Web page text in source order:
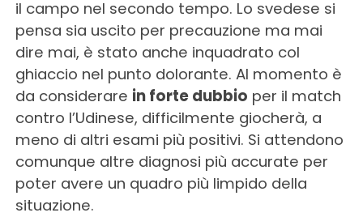
il campo nel secondo tempo. Lo svedese si
pensa sia uscito per precauzione ma mai
dire mai, è stato anche inquadrato col
ghiaccio nel punto dolorante. Al momento è
da considerare in forte dubbio per il match
contro l’Udinese, difficilmente giocherà, a
meno di altri esami più positivi. Si attendono
comunque altre diagnosi più accurate per
poter avere un quadro più limpido della
situazione.